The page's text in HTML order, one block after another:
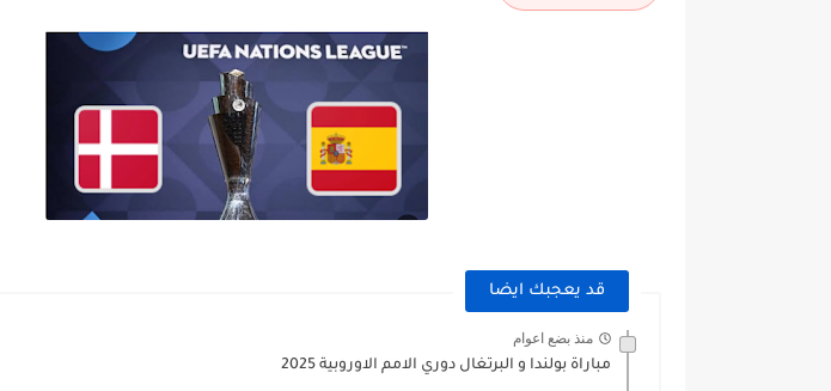
قد يعجبك ايضا
منذ بضع اعوام
مباراة بولندا و البرتغال دوري الامم الاوروبية 2025